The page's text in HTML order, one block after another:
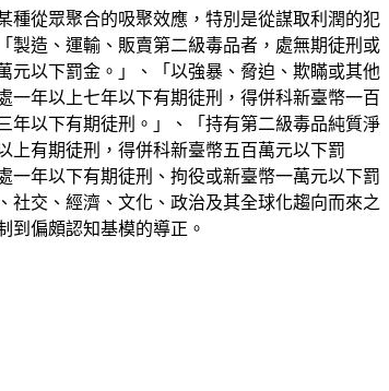
種從眾聚合的吸聚效應，特別是從謀取利潤的犯
製造、運輸、販賣第二級毒品者，處無期徒刑或
元以下罰金。」、「以強暴、脅迫、欺瞞或其他
一年以上七年以下有期徒刑，得併科新臺幣一百
年以下有期徒刑。」、「持有第二級毒品純質淨
上有期徒刑，得併科新臺幣五百萬元以下罰
一年以下有期徒刑、拘役或新臺幣一萬元以下罰
交、經濟、文化、政治及其全球化趨向而來之
到偏頗認知基模的導正。